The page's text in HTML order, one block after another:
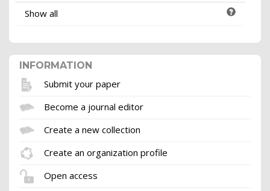
Show all
INFORMATION
Submit your paper
Become a journal editor
Create a new collection
Create an organization profile
Open access